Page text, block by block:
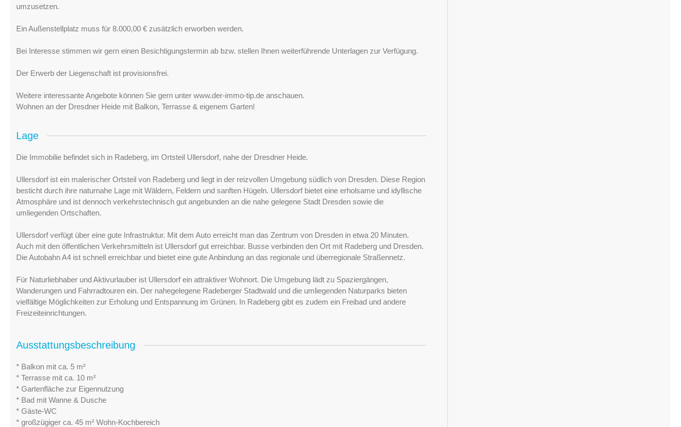
umzusetzen.
Ein Außenstellplatz muss für 8.000,00 € zusätzlich erworben werden.
Bei Interesse stimmen wir gern einen Besichtigungstermin ab bzw. stellen Ihnen weiterführende Unterlagen zur Verfügung.
Der Erwerb der Liegenschaft ist provisionsfrei.
Weitere interessante Angebote können Sie gern unter www.der-immo-tip.de anschauen.
Wohnen an der Dresdner Heide mit Balkon, Terrasse & eigenem Garten!
Lage
Die Immobilie befindet sich in Radeberg, im Ortsteil Ullersdorf, nahe der Dresdner Heide.
Ullersdorf ist ein malerischer Ortsteil von Radeberg und liegt in der reizvollen Umgebung südlich von Dresden. Diese Region
besticht durch ihre naturnahe Lage mit Wäldern, Feldern und sanften Hügeln. Ullersdorf bietet eine erholsame und idyllische
Atmosphäre und ist dennoch verkehrstechnisch gut angebunden an die nahe gelegene Stadt Dresden sowie die
umliegenden Ortschaften.
Ullersdorf verfügt über eine gute Infrastruktur. Mit dem Auto erreicht man das Zentrum von Dresden in etwa 20 Minuten.
Auch mit den öffentlichen Verkehrsmitteln ist Ullersdorf gut erreichbar. Busse verbinden den Ort mit Radeberg und Dresden.
Die Autobahn A4 ist schnell erreichbar und bietet eine gute Anbindung an das regionale und überregionale Straßennetz.
Für Naturliebhaber und Aktivurlauber ist Ullersdorf ein attraktiver Wohnort. Die Umgebung lädt zu Spaziergängen,
Wanderungen und Fahrradtouren ein. Der nahegelegene Radeberger Stadtwald und die umliegenden Naturparks bieten
vielfältige Möglichkeiten zur Erholung und Entspannung im Grünen. In Radeberg gibt es zudem ein Freibad und andere
Freizeiteinrichtungen.
Ausstattungsbeschreibung
* Balkon mit ca. 5 m²
* Terrasse mit ca. 10 m²
* Gartenfläche zur Eigennutzung
* Bad mit Wanne & Dusche
* Gäste-WC
* großzügiger ca. 45 m² Wohn-Kochbereich